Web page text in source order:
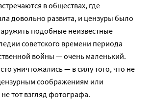
в обществах, где
довольно развита, и цензуры было
подобные неизвестные
советского времени периода
войны — очень маленький.
уничтожались — в силу того, что не
соображениям или
тот взгляд фотографа.